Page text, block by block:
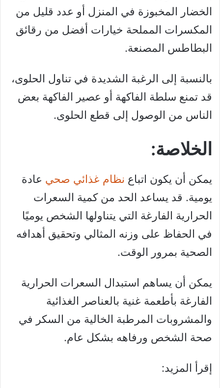
الخضار المخبوزة في المنزل أو عدد قليل من
المكسرات المملحة خيارات أفضل من رقائق
البطاطس المصنعة.
بالنسبة إلى الرغبة الشديدة في تناول الحلوى،
قد تمنع سلطة الفاكهة أو عصير الفاكهة بعض
الناس من الوصول إلى قطع الحلوى.
الخلاصة:
يمكن أن يكون اتباع نظام غذائي صحي عادة
يومية. قد يساعد الحد من كمية السعرات
الحرارية الفارغة التي يتناولها الشخص يوميًا
في الحفاظ على وزنه المثالي وتحقيق أهدافه
الصحية بمرور الوقت.
يمكن أن يساهم استبدال السعرات الحرارية
الفارغة بأطعمة غنية بالعناصر الغذائية
والمشروبات المرطبة الخالية من السكر في
صحة الشخص ورفاهه بشكل عام.
إقرأ المزيد: